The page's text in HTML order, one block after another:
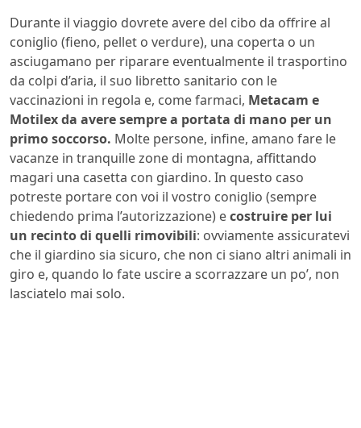
Durante il viaggio dovrete avere del cibo da offrire al
coniglio (fieno, pellet o verdure), una coperta o un
asciugamano per riparare eventualmente il trasportino
da colpi d’aria, il suo libretto sanitario con le
vaccinazioni in regola e, come farmaci, Metacam e
Motilex da avere sempre a portata di mano per un
primo soccorso. Molte persone, infine, amano fare le
vacanze in tranquille zone di montagna, affittando
magari una casetta con giardino. In questo caso
potreste portare con voi il vostro coniglio (sempre
chiedendo prima l’autorizzazione) ecostruire per lui
un recinto di quelli rimovibili: ovviamente assicuratevi
che il giardino sia sicuro, che non ci siano altri animali in
giro e, quando lo fate uscire a scorrazzare un po’, non
lasciatelo mai solo.